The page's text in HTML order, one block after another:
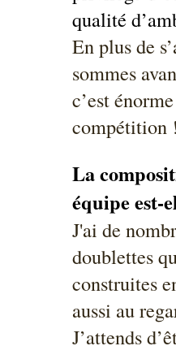
qualité
En plus de
sommes
c’est
compétition
La
équipe est-
J'ai de
doublettes
construites
aussi au
J’attends